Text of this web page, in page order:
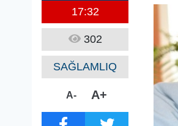
17:32
302
SAĞLAMLIQ
A- A+